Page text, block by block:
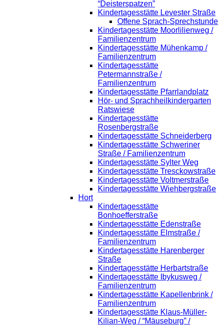
“Deisterspatzen”
Kindertagesstätte Levester Straße
Offene Sprach-Sprechstunde
Kindertagesstätte Moorlilienweg /
Familienzentrum
Kindertagesstätte Mühenkamp /
Familienzentrum
Kindertagesstätte
Petermannstraße /
Familienzentrum
Kindertagesstätte Pfarrlandplatz
Hör- und Sprachheilkindergarten
Ratswiese
Kindertagesstätte
Rosenbergstraße
Kindertagesstätte Schneiderberg
Kindertagesstätte Schweriner
Straße / Familienzentrum
Kindertagesstätte Sylter Weg
Kindertagesstätte Tresckowstraße
Kindertagesstätte Voltmerstraße
Kindertagesstätte Wiehbergstraße
Hort
Kindertagesstätte
Bonhoefferstraße
Kindertagesstätte Edenstraße
Kindertagesstätte Elmstraße /
Familienzentrum
Kindertagesstätte Harenberger
Straße
Kindertagesstätte Herbartstraße
Kindertagesstätte Ibykusweg /
Familienzentrum
Kindertagesstätte Kapellenbrink /
Familienzentrum
Kindertagesstätte Klaus-Müller-
Kilian-Weg / “Mäuseburg” /